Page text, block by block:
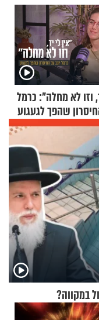
וזו לא מחלה": כרמל
שהפך לגעגוע
במקווה?